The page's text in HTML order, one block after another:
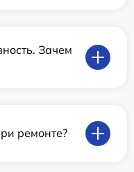
Зачем
ремонте?